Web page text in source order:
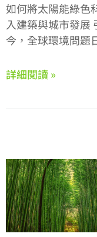
如何將太陽能綠色
入建築與城市發展
今，全球環境問題
詳細閱讀 »